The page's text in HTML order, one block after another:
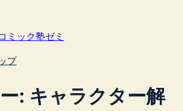
ミック塾ゼミ
プ
: キャラクター解